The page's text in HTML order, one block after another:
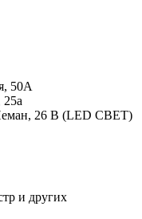
50А
26 В (LED СВЕТ)
и других